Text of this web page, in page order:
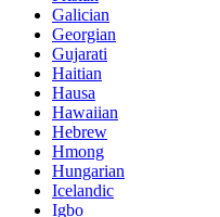
Galician
Georgian
Gujarati
Haitian
Hausa
Hawaiian
Hebrew
Hmong
Hungarian
Icelandic
Igbo